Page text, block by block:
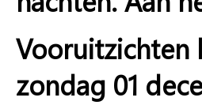
Vooruitzichten
zondag 01